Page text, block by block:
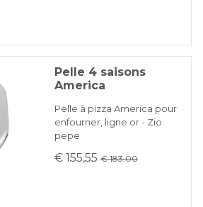
Pelle 4 saisons
America
Pelle à pizza America pour
enfourner, ligne or - Zio
pepe
€ 155,55 € 183.00